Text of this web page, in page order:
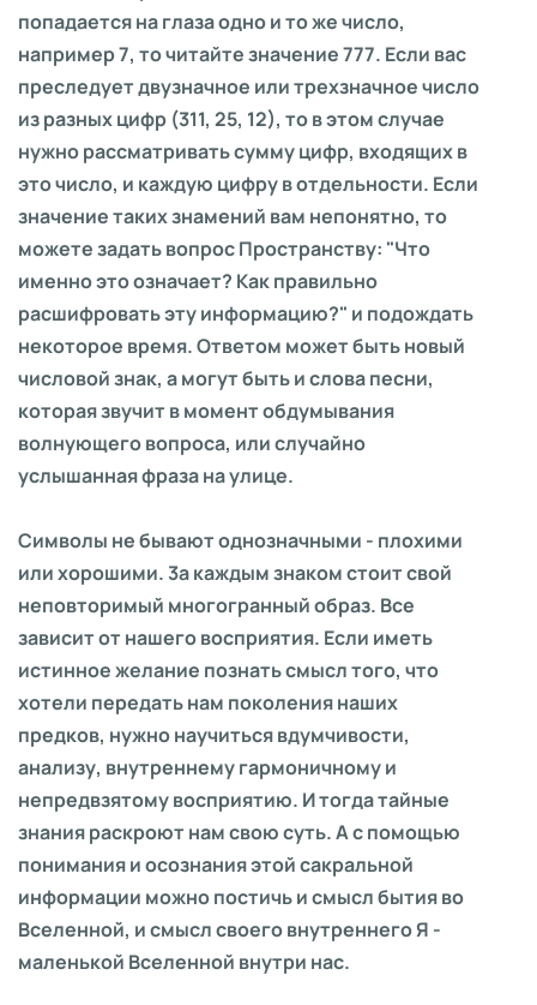
попадается на глаза одно и то же число,
например 7, то читайте значение 777. Если вас
преследует двузначное или трехзначное число
из разных цифр (311, 25, 12), то в этом случае
нужно рассматривать сумму цифр, входящих в
это число, и каждую цифру в отдельности. Если
значение таких знамений вам непонятно, то
можете задать вопрос Пространству: "Что
именно это означает? Как правильно
расшифровать эту информацию?" и подождать
некоторое время. Ответом может быть новый
числовой знак, а могут быть и слова песни,
которая звучит в момент обдумывания
волнующего вопроса, или случайно
услышанная фраза на улице.
Символы не бывают однозначными - плохими
или хорошими. 3а каждым знаком стоит свой
неповторимый многогранный образ. Все
зависит от нашего восприятия. Если иметь
истинное желание познать смысл того, что
хотели передать нам поколения наших
предков, нужно научиться вдумчивости,
анализу, внутреннему гармоничному и
непредвзятому восприятию. И тогда тайные
знания раскроют нам свою суть. А с помощью
понимания и осознания этой сакральной
информации можно постичь и смысл бытия во
Вселенной, и смысл своего внутреннего Я -
маленькой Вселенной внутри нас.